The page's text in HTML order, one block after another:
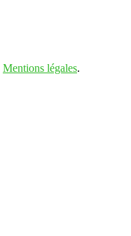
Mentions légales.